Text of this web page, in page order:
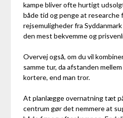
kampe bliver ofte hurtigt
både tid og penge at researche
rejsemuligheder fra
den mest bekvemme og
Overvej også, om du vil
samme tur, da afstanden
kortere, end man tror.
At planlægge overnatning tæt
centrum gør det nemmere at